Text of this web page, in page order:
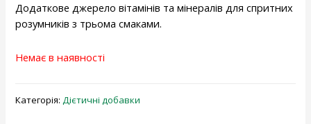
Додаткове джерело вітамінів та мінералів для спритних
розумників з трьома смаками.
Немає в наявності
Категорія:Дієтичні добавки